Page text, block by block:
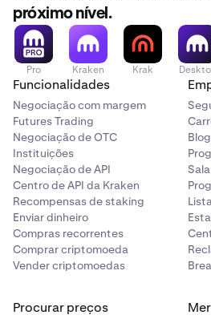
próximo nível.
Pro Kraken Krak
Funcionalidades
Negociação com margem
Futures Trading
Negociação de OTC
Instituições
Negociação de API
Centro de API da Kraken
Recompensas de staking
Enviar dinheiro
Compras recorrentes
Comprar criptomoeda
Vender criptomoedas
Procurar preços